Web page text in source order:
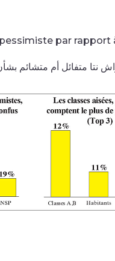
par rapport à
نتا متفائل أم متشائم بشأن